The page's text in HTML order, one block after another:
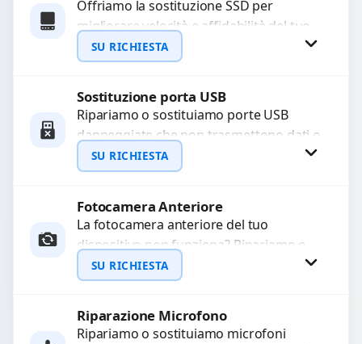
WhatsApp
Offriamo la sostituzione SSD per
migliorare velocità e affidabilità del tuo
dispositivo. In caso di
malfunzionamento, recuperiamo i dati
SU RICHIESTA
Richiedi Preventivo
WhatsApp
Sostituzione porta USB
Ripariamo o sostituiamo porte USB
danneggiate che non trasmettono dati o
non caricano. Utilizziamo ricambi di alta
qualità garantiti per...
SU RICHIESTA
Richiedi Preventivo
WhatsApp
Fotocamera Anteriore
La fotocamera anteriore del tuo
dispositivo non funziona? Ripariamo o
sostituiamo fotocamere guaste con
problemi come immagini sfocate, messa
SU RICHIESTA
Richiedi Preventivo
Riparazione Microfono
Ripariamo o sostituiamo microfoni